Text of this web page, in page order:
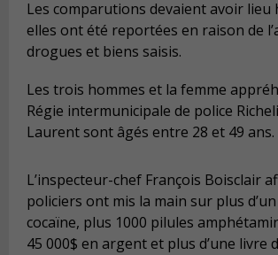
Les comparutions devaient avoir lieu
elles ont été reportées en raison de
drogues et biens saisis.
Les trois hommes et la femme
Régie intermunicipale de police
Laurent sont âgés entre 28 et 49 ans.
L’inspecteur-chef François Boisclair
policiers ont mis la main sur plus
cocaïne, plus 1000 pilules
45 000$ en argent et plus d’une livre